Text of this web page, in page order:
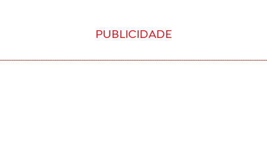
PUBLICIDADE